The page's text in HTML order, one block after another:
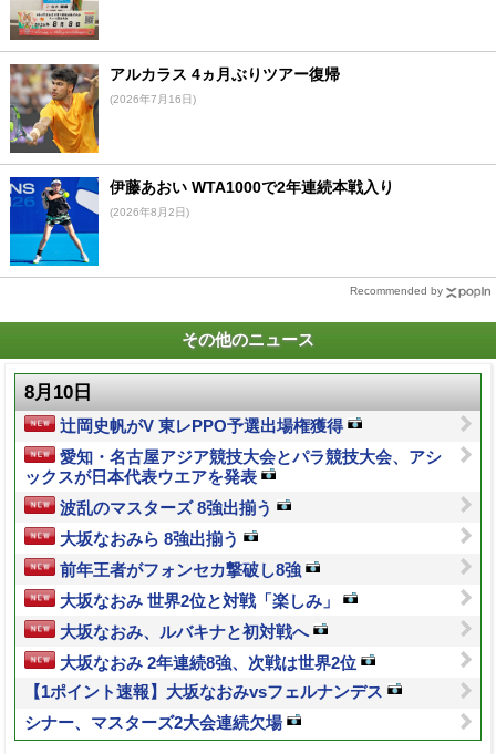
アルカラス 4ヵ月ぶりツアー復帰
(2026年7月16日)
伊藤あおい WTA1000で2年連続本戦入り
(2026年8月2日)
Recommended by
その他のニュース
8月10日
辻岡史帆がV 東レPPO予選出場権獲得
愛知・名古屋アジア競技大会とパラ競技大会、アシ
ックスが日本代表ウエアを発表
波乱のマスターズ 8強出揃う
大坂なおみら 8強出揃う
前年王者がフォンセカ撃破し8強
大坂なおみ 世界2位と対戦「楽しみ」
大坂なおみ、ルバキナと初対戦へ
大坂なおみ 2年連続8強、次戦は世界2位
【1ポイント速報】大坂なおみvsフェルナンデス
シナー、マスターズ2大会連続欠場